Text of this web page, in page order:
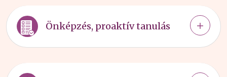
Önképzés, proaktív tanulás